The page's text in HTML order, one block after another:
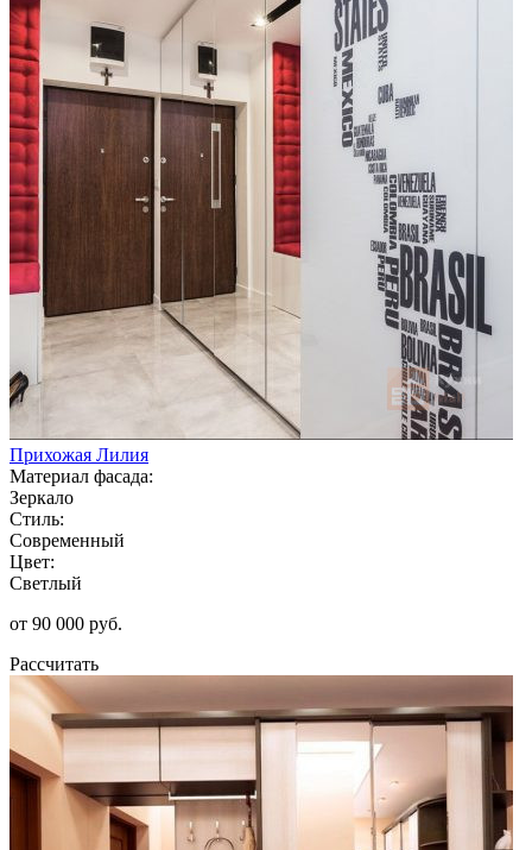
Прихожая Лилия
Материал фасада:
Зеркало
Стиль:
Современный
Цвет:
Светлый
от 90 000 руб.
Рассчитать